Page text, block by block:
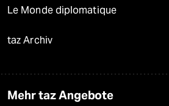
Le Monde diplomatique
taz Archiv
Mehr taz Angebote